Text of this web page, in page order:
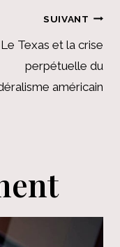
SUIVANT
Le Texas et la crise
perpétuelle du
américain